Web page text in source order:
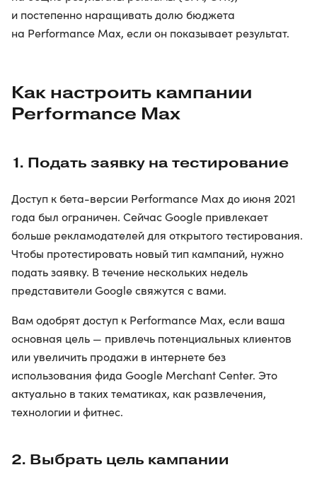
и постепенно наращивать долю бюджета
на Performance Max, если он показывает результат.
Как настроить кампании
Performance Max
1. Подать заявку на тестирование
Доступ к бета-версии Performance Max до июня 2021
года был ограничен. Сейчас Google привлекает
больше рекламодателей для открытого тестирования.
Чтобы протестировать новый тип кампаний, нужно
подать заявку. В течение нескольких недель
представители Google свяжутся с вами.
Вам одобрят доступ к Performance Max, если ваша
основная цель — привлечь потенциальных клиентов
или увеличить продажи в интернете без
использования фида Google Merchant Center. Это
актуально в таких тематиках, как развлечения,
технологии и фитнес.
2. Выбрать цель кампании